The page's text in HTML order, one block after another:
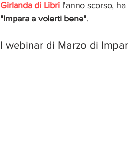
Girlanda di Libri l'anno scorso,
"Impara a volerti bene".
I webinar di Marzo di